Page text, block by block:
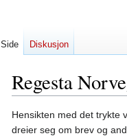
Regesta
Hopp
til
Hopp
til
Hensikten med det trykte
dreier seg om brev og
Side Diskusjon